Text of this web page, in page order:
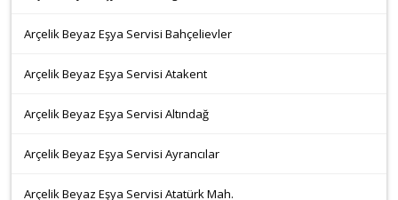
Arçelik Beyaz Eşya Servisi Bahçelievler
Arçelik Beyaz Eşya Servisi Atakent
Arçelik Beyaz Eşya Servisi Altındağ
Arçelik Beyaz Eşya Servisi Ayrancılar
Arçelik Beyaz Eşya Servisi Atatürk Mah.